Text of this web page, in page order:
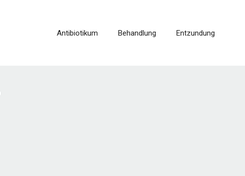
Antibiotikum Behandlung Entzundung